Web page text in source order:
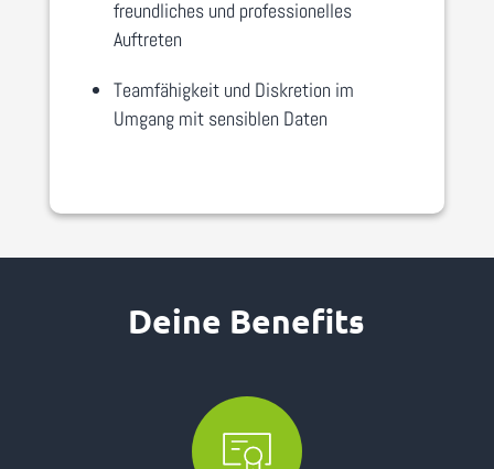
freundliches und professionelles
Auftreten
Teamfähigkeit und Diskretion im
Umgang mit sensiblen Daten
Deine Benefits